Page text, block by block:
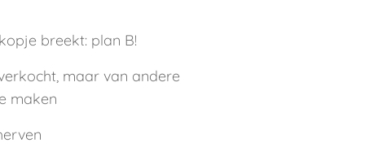
breekt: plan B!
maar van andere
maken